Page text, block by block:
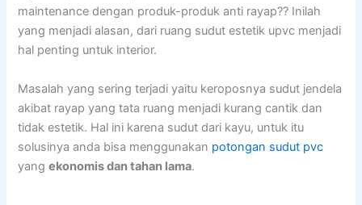
maintenance dengan produk-produk anti rayap?? Inilah
yang menjadi alasan, dari ruang sudut estetik upvc menjadi
hal penting untuk interior.
Masalah yang sering terjadi yaitu keroposnya sudut jendela
akibat rayap yang tata ruang menjadi kurang cantik dan
tidak estetik. Hal ini karena sudut dari kayu, untuk itu
solusinya anda bisa menggunakan potongan sudut pvc
yangekonomis dan tahan lama.